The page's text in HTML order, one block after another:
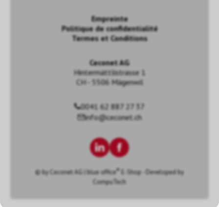
Empreinte
Politique de confidentialité
Termes et Conditions
Ceconet AG
Hintermättlistrasse 1
CH - 5506 Mägenwil
0041 62 887 27 37
info@ceconet.ch
© by Ceconet AG blue office ®
E-Shop - Developed by
CompuTech